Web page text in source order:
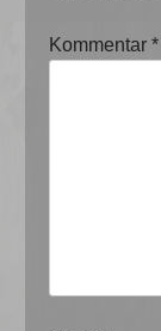
Kommentar*